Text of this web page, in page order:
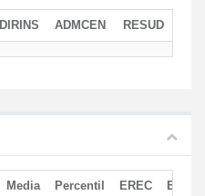
DIRINS ADMCEN RESUD
Media Percentil EREC